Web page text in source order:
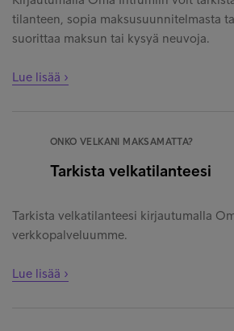
tilanteen, sopia maksusuunnitelmasta
suorittaa maksun tai kysyä neuvoja.
Lue lisää ›
ONKO VELKANI MAKSAMATTA?
Tarkista velkatilanteesi
Tarkista velkatilanteesi kirjautumalla
verkkopalveluumme.
Lue lisää ›